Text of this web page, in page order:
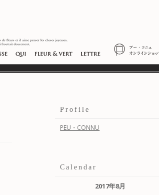
Profile
PEU・CONNU
Calendar
2017年8月